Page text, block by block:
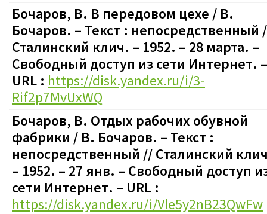
Бочаров, В. В передовом цехе / В.
Бочаров. – Текст : непосредственный
Сталинский клич. – 1952. – 28 марта. –
Свободный доступ из сети Интернет. –
URL : https://disk.yandex.ru/i/3-
Rif2p7MvUxWQ
Бочаров, В. Отдых рабочих обувной
фабрики / В. Бочаров. – Текст :
непосредственный // Сталинский
– 1952. – 27 янв. – Свободный доступ
сети Интернет. – URL :
https://disk.yandex.ru/i/Vle5y2nB23QwFw